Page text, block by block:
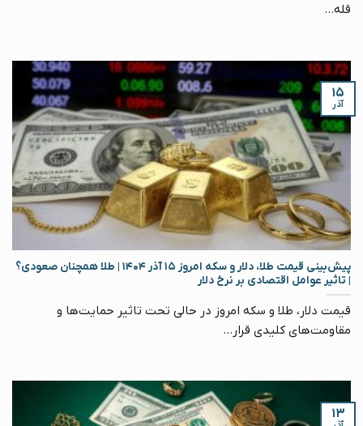
قله...
پیش‌بینی قیمت طلا، دلار و سکه امروز ۱۵ آذر ۱۴۰۴ | طلا همچنان صعودی؟
| تاثیر عوامل اقتصادی بر نرخ دلار
قیمت دلار، طلا و سکه امروز در حالی تحت تاثیر حمایت‌ها و
مقاومت‌های کلیدی قرار...
۱۵
آذر
۱۳